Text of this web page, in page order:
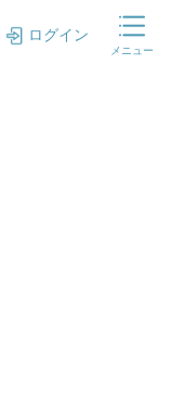
ログイン
メニュー